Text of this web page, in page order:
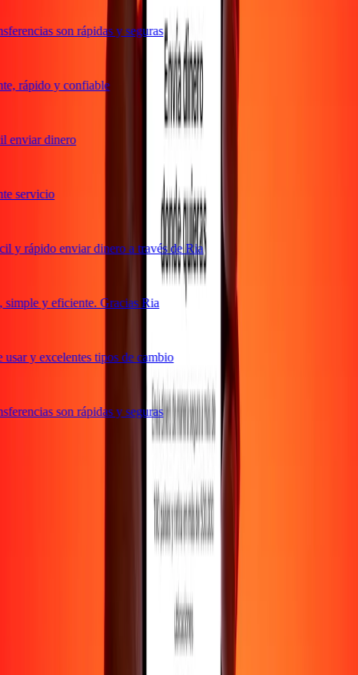
son rápidas y seguras
rápido y confiable
dinero
servicio
y rápido enviar dinero a través de Ria
y eficiente. Gracias Ria
y excelentes tipos de cambio
son rápidas y seguras